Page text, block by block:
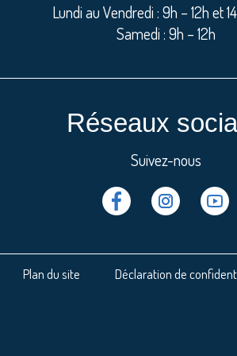
Lundi au Vendredi : 9h – 12h et
Samedi : 9h – 12h
Réseaux
Suivez-nous
Facebook Instragram
Plan du site Déclaration de